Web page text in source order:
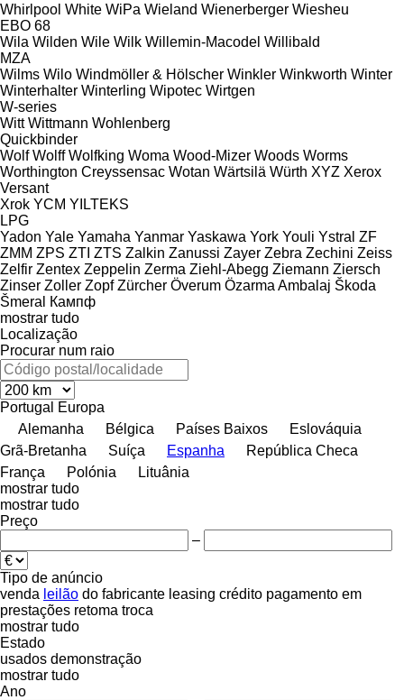
Whirlpool White WiPa Wieland Wienerberger Wiesheu
EBO 68
Wila Wilden Wile Wilk Willemin-Macodel Willibald
MZA
Wilms Wilo Windmöller & Hölscher Winkler Winkworth Winter
Winterhalter Winterling Wipotec Wirtgen
W-series
Witt Wittmann Wohlenberg
Quickbinder
Wolf Wolff Wolfking Woma Wood-Mizer Woods Worms
Worthington Creyssensac Wotan Wärtsilä Würth XYZ Xerox
Versant
Xrok YCM YILTEKS
LPG
Yadon Yale Yamaha Yanmar Yaskawa York Youli Ystral ZF
ZMM ZPS ZTI ZTS Zalkin Zanussi Zayer Zebra Zechini Zeiss
Zelfir Zentex Zeppelin Zerma Ziehl-Abegg Ziemann Ziersch
Zinser Zoller Zopf Zürcher Överum Özarma Ambalaj Škoda
Šmeral
Кампф
mostrar tudo
Localização
Procurar num raio
Portugal
Europa
Alemanha
Bélgica Países Baixos
Eslováquia
Grã-Bretanha
Suíça Espanha
República Checa
França
Polónia
Lituânia
mostrar tudo
mostrar tudo
Preço
–
Tipo de anúncio
venda leilão do fabricante leasing crédito pagamento em
prestações retoma troca
mostrar tudo
Estado
usados demonstração
mostrar tudo
Ano